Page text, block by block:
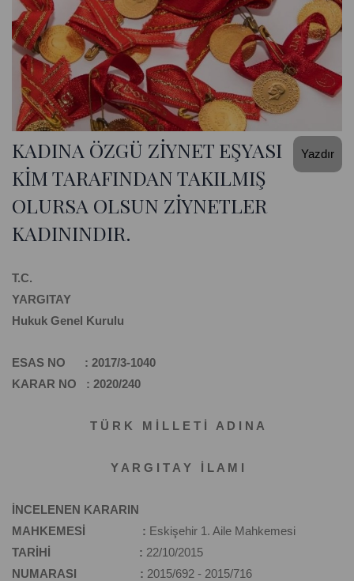
Yazdır
KADINA ÖZGÜ ZİYNET EŞYASI
KİM TARAFINDAN TAKILMIŞ
OLURSA OLSUN ZİYNETLER
KADININDIR.
T.C.
YARGITAY
Hukuk Genel Kurulu
ESAS NO : 2017/3-1040
KARAR NO : 2020/240
T Ü R K M İ L L E T İ A D I N A
Y A R G I T A Y İ L A M I
İNCELENEN KARARIN
MAHKEMESİ : Eskişehir 1. Aile Mahkemesi
TARİHİ : 22/10/2015
NUMARASI : 2015/692 - 2015/716